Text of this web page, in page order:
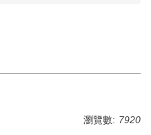
瀏覽數: 7920